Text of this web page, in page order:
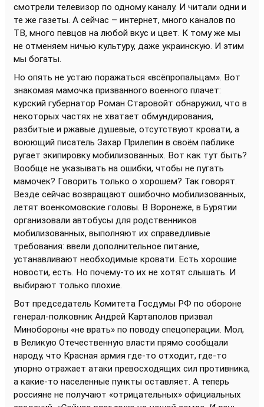
смотрели телевизор по одному каналу. И читали одни и
те же газеты. А сейчас – интернет, много каналов по
ТВ, много певцов на любой вкус и цвет. К тому же мы
не отменяем ничью культуру, даже украинскую. И этим
мы богаты.
Но опять не устаю поражаться «всёпропальцам». Вот
знакомая мамочка призванного военного плачет:
курский губернатор Роман Старовойт обнаружил, что в
некоторых частях не хватает обмундирования,
разбитые и ржавые душевые, отсутствуют кровати, а
воюющий писатель Захар Прилепин в своём паблике
ругает экипировку мобилизованных. Вот как тут быть?
Вообще не указывать на ошибки, чтобы не пугать
мамочек? Говорить только о хорошем? Так говорят.
Везде сейчас возвращают ошибочно мобилизованных,
летят военкомовские головы. В Воронеже, в Бурятии
организовали автобусы для родственников
мобилизованных, выполняют их справедливые
требования: ввели дополнительное питание,
устанавливают необходимые кровати. Есть хорошие
новости, есть. Но почему-то их не хотят слышать. И
выбирают только плохие.
Вот председатель Комитета Госдумы РФ по обороне
генерал-полковник Андрей Картаполов призвал
Минобороны «не врать» по поводу спецоперации. Мол,
в Великую Отечественную власти прямо сообщали
народу, что Красная армия где-то отходит, где-то
упорно отражает атаки превосходящих сил противника,
а какие-то населенные пункты оставляет. А теперь
россияне не получают «отрицательных» официальных